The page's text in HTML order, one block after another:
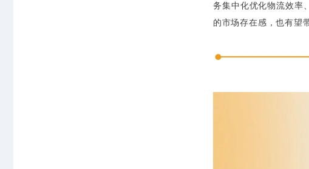
务集中化优化物流效率
的市场存在感，也有望